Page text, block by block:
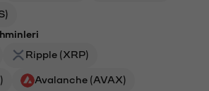
Ripple (XRP)
Avalanche (AVAX)